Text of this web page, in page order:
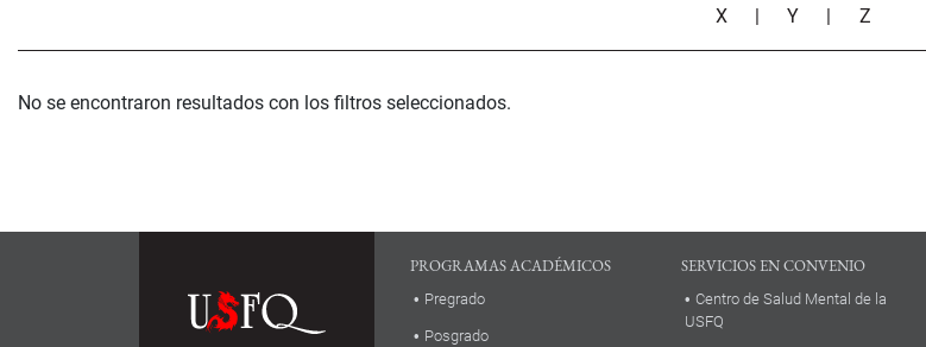
X
|Y Z
No se encontraron resultados con los filtros seleccionados.
PROGRAMAS ACADÉMICOS
Pregrado
Posgrado
SERVICIOS EN CONVENIO
Centro de Salud Mental de la
USFQ